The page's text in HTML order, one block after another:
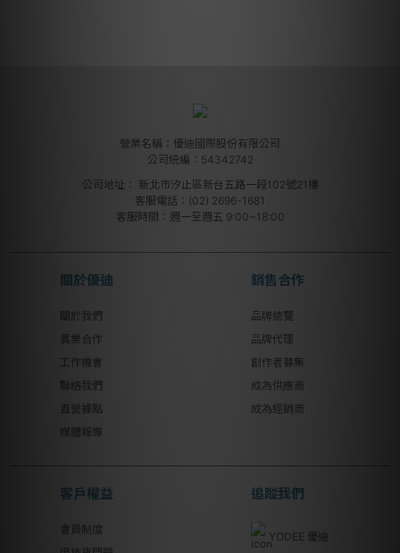
營業名稱：優迪國際股份有限公司
公司統編：54342742
公司地址： 新北市汐止區新台五路一段102號21樓
客服電話：(02) 2696-1681
客服時間：週一至週五 9:00~18:00
關於優迪
關於我們
異業合作
工作機會
聯絡我們
直營據點
媒體報導
銷售合作
品牌總覽
品牌代理
創作者募集
成為供應商
成為經銷商
客戶權益
會員制度
追蹤我們
YODEE 優迪